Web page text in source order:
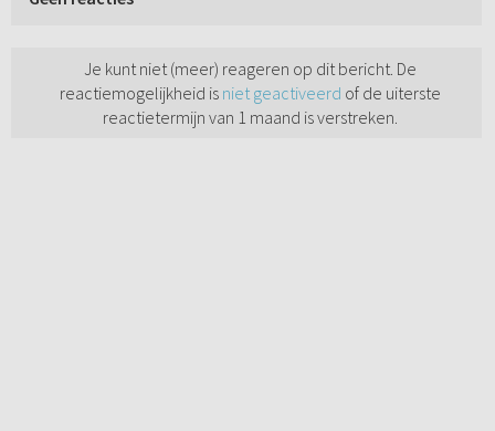
Je kunt niet (meer) reageren op dit bericht. De
reactiemogelijkheid is niet geactiveerd of de uiterste
reactietermijn van 1 maand is verstreken.